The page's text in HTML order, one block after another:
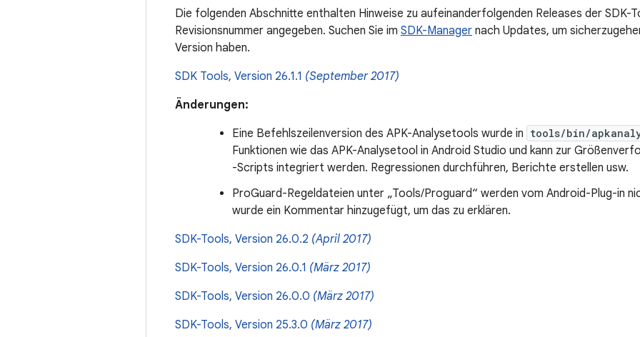
Die folgenden Abschnitte enthalten Hinweise zu aufeinanderfolgenden Releases der SDK-
Revisionsnummer angegeben. Suchen Sie im SDK-Manager nach Updates, um
Version haben.
SDK Tools, Version 26.1.1 (September 2017)
Änderungen:
Eine Befehlszeilenversion des APK-Analysetools wurde in tools/bin/
Funktionen wie das APK-Analysetool in Android Studio und kann zur
-Scripts integriert werden. Regressionen durchführen, Berichte erstellen usw.
ProGuard-Regeldateien unter „Tools/Proguard“ werden vom Android-Plug-in
wurde ein Kommentar hinzugefügt, um das zu erklären.
SDK-Tools, Version 26.0.2 (April 2017)
SDK-Tools, Version 26.0.1 (März 2017)
SDK-Tools, Version 26.0.0 (März 2017)
SDK-Tools, Version 25.3.0 (März 2017)